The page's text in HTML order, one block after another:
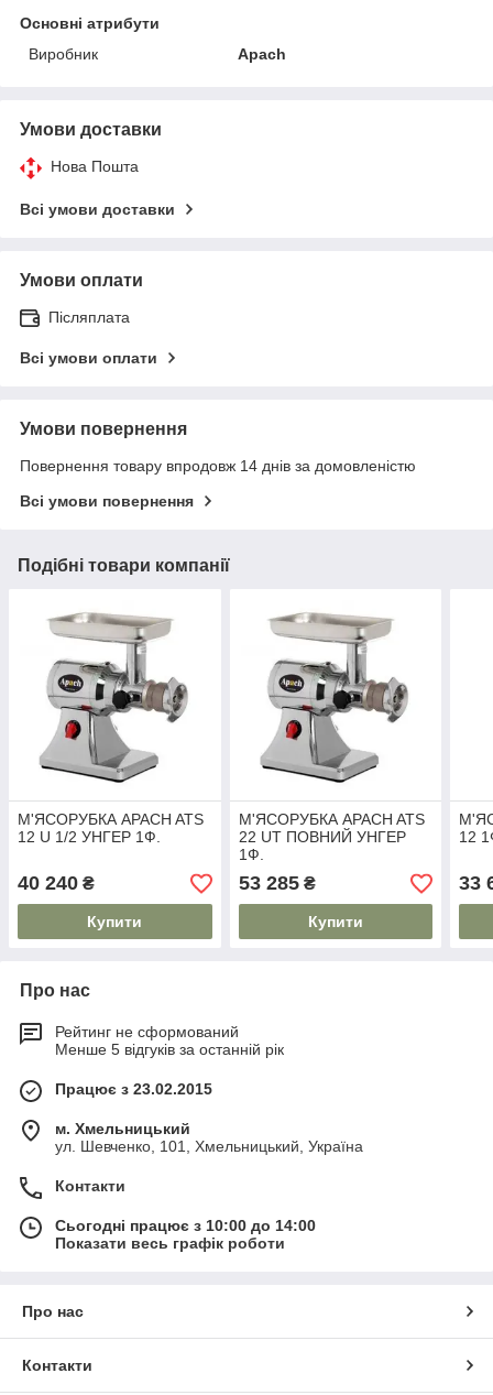
Основні атрибути
Виробник
Apach
Умови доставки
Нова Пошта
Всі умови доставки
Умови оплати
Післяплата
Всі умови оплати
Умови повернення
Повернення товару впродовж 14 днів за домовленістю
Всі умови повернення
Подібні товари компанії
М'ЯСОРУБКА APACH ATS
12 U 1/2 УНГЕР 1Ф.
40 240 ₴
Купити
М'ЯСОРУБКА APACH ATS
22 UT ПОВНИЙ УНГЕР
1Ф.
53 285₴
Купити
12
33
Про нас
Рейтинг не сформований
Менше 5 відгуків за останній рік
Працює з 23.02.2015
м. Хмельницький
ул. Шевченко, 101, Хмельницький, Україна
Контакти
Сьогодні працює з 10:00 до 14:00
Показати весь графік роботи
Про нас
Контакти